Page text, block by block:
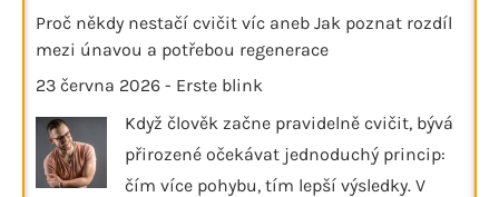
Proč někdy nestačí cvičit víc aneb Jak poznat rozdíl
mezi únavou a potřebou regenerace
23 června 2026 - Erste blink
Když člověk začne pravidelně cvičit, bývá
přirozené očekávat jednoduchý princip:
čím více pohybu, tím lepší výsledky. V